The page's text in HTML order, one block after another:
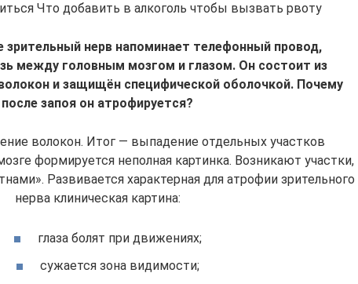
Что добавить в алкоголь чтобы вызвать рвоту
нерв напоминает телефонный провод,
между головным мозгом и глазом. Он состоит из
и защищён специфической оболочкой. Почему
после запоя он атрофируется?
волокон. Итог — выпадение отдельных участков
формируется неполная картинка. Возникают участки,
Развивается характерная для атрофии зрительного
нерва клиническая картина:
глаза болят при движениях;
сужается зона видимости;